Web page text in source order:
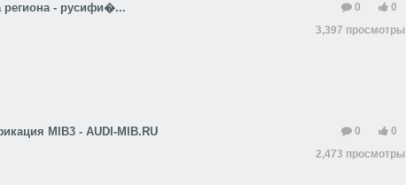
региона - русифи�... 0
0
3,397 просмотры
MIB3 - AUDI-MIB.RU 0
0
2,473 просмотры